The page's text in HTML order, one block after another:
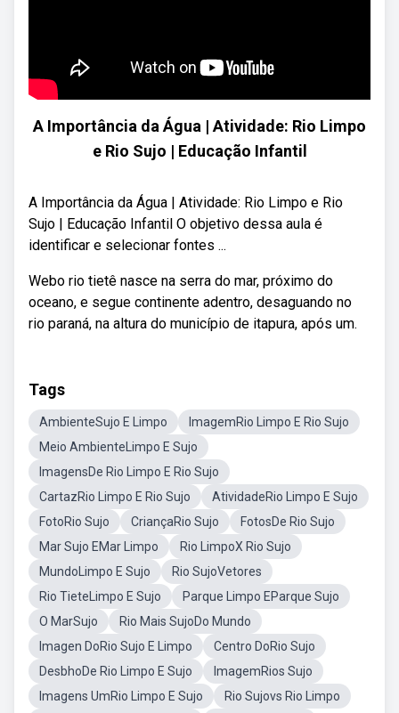
A Importância da Água | Atividade: Rio Limpo
e Rio Sujo | Educação Infantil
A Importância da Água | Atividade: Rio Limpo e Rio
Sujo | Educação Infantil O objetivo dessa aula é
identificar e selecionar fontes ...
Webo rio tietê nasce na serra do mar, próximo do
oceano, e segue continente adentro, desaguando no
rio paraná, na altura do município de itapura, após um.
Tags
AmbienteSujo E Limpo
ImagemRio Limpo E Rio Sujo
Meio AmbienteLimpo E Sujo
ImagensDe Rio Limpo E Rio Sujo
CartazRio Limpo E Rio Sujo
AtividadeRio Limpo E Sujo
FotoRio Sujo
CriançaRio Sujo
FotosDe Rio Sujo
Mar Sujo EMar Limpo
Rio LimpoX Rio Sujo
MundoLimpo E Sujo
Rio SujoVetores
Rio TieteLimpo E Sujo
Parque Limpo EParque Sujo
O MarSujo
Rio Mais SujoDo Mundo
Imagen DoRio Sujo E Limpo
Centro DoRio Sujo
DesbhoDe Rio Limpo E Sujo
ImagemRios Sujo
Imagens UmRio Limpo E Sujo
Rio Sujovs Rio Limpo